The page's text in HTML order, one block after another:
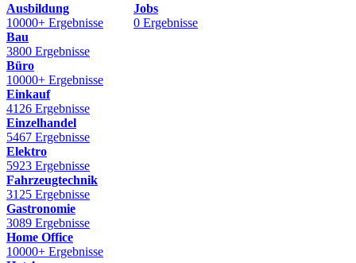
Ausbildung
10000+ Ergebnisse
Bau
3800 Ergebnisse
Büro
10000+ Ergebnisse
Einkauf
4126 Ergebnisse
Einzelhandel
5467 Ergebnisse
Elektro
5923 Ergebnisse
Fahrzeugtechnik
3125 Ergebnisse
Gastronomie
3089 Ergebnisse
Home Office
10000+ Ergebnisse
Jobs
0 Ergebnisse